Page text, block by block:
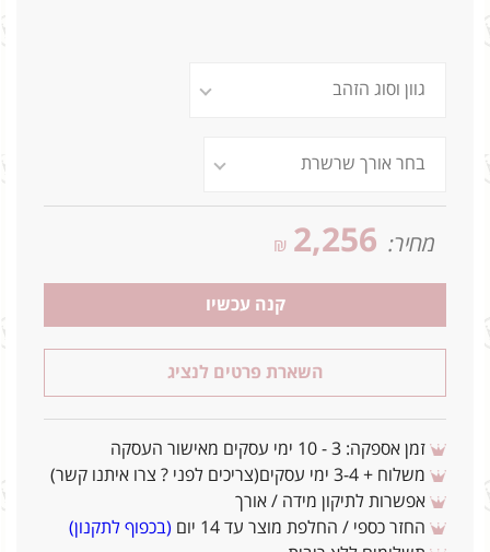
מחיר: 2,256
₪
קנה עכשיו
השארת פרטים לנציג
זמן אספקה: 3 - 10 ימי עסקים מאישור העסקה
משלוח + 3-4 ימי עסקים(צריכים לפני ? צרו איתנו קשר)
אפשרות לתיקון מידה / אורך
החזר כספי / החלפת מוצר עד 14 יום
(בכפוף לתקנון)